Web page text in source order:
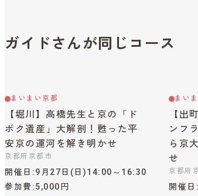
ガイドさんが同じコース
まいまい京都
【堀川】高橋先生と京の「ド
ボク遺産」大解剖！甦った平
安京の運河を解き明かせ
京都府京都市
開催日
9月27日(日)14:00～16:30
参加費 5,000円
まい
【出
ンフ
ら京
せ
京都府
開催日